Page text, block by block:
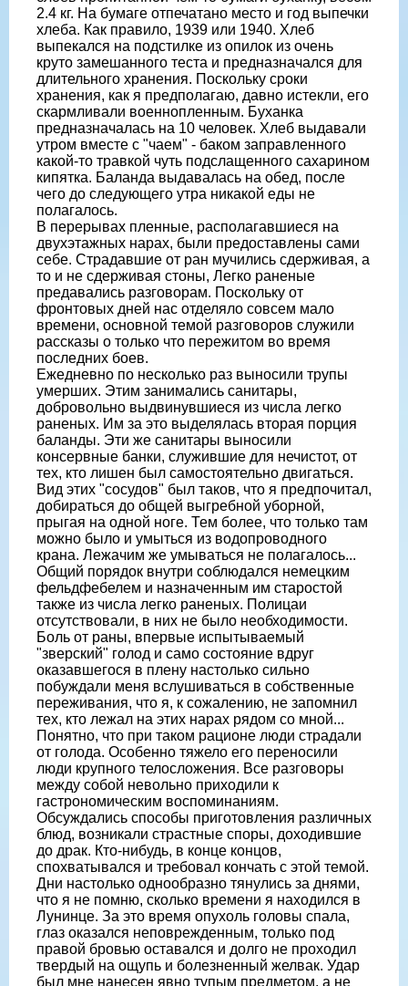
2.4 кг. На бумаге отпечатано место и год выпечки
хлеба. Как правило, 1939 или 1940. Хлеб
выпекался на подстилке из опилок из очень
круто замешанного теста и предназначался для
длительного хранения. Поскольку сроки
хранения, как я предполагаю, давно истекли, его
скармливали военнопленным. Буханка
предназначалась на 10 человек. Хлеб выдавали
утром вместе с "чаем" - баком заправленного
какой-то травкой чуть подслащенного сахарином
кипятка. Баланда выдавалась на обед, после
чего до следующего утра никакой еды не
полагалось.
В перерывах пленные, располагавшиеся на
двухэтажных нарах, были предоставлены сами
себе. Страдавшие от ран мучились сдерживая, а
то и не сдерживая стоны, Легко раненые
предавались разговорам. Поскольку от
фронтовых дней нас отделяло совсем мало
времени, основной темой разговоров служили
рассказы о только что пережитом во время
последних боев.
Ежедневно по несколько раз выносили трупы
умерших. Этим занимались санитары,
добровольно выдвинувшиеся из числа легко
раненых. Им за это выделялась вторая порция
баланды. Эти же санитары выносили
консервные банки, служившие для нечистот, от
тех, кто лишен был самостоятельно двигаться.
Вид этих "сосудов" был таков, что я предпочитал,
добираться до общей выгребной уборной,
прыгая на одной ноге. Тем более, что только там
можно было и умыться из водопроводного
крана. Лежачим же умываться не полагалось...
Общий порядок внутри соблюдался немецким
фельдфебелем и назначенным им старостой
также из числа легко раненых. Полицаи
отсутствовали, в них не было необходимости.
Боль от раны, впервые испытываемый
"зверский" голод и само состояние вдруг
оказавшегося в плену настолько сильно
побуждали меня вслушиваться в собственные
переживания, что я, к сожалению, не запомнил
тех, кто лежал на этих нарах рядом со мной...
Понятно, что при таком рационе люди страдали
от голода. Особенно тяжело его переносили
люди крупного телосложения. Все разговоры
между собой невольно приходили к
гастрономическим воспоминаниям.
Обсуждались способы приготовления различных
блюд, возникали страстные споры, доходившие
до драк. Кто-нибудь, в конце концов,
спохватывался и требовал кончать с этой темой.
Дни настолько однообразно тянулись за днями,
что я не помню, сколько времени я находился в
Лунинце. За это время опухоль головы спала,
глаз оказался неповрежденным, только под
правой бровью оставался и долго не проходил
твердый на ощупь и болезненный желвак. Удар
был мне нанесен явно тупым предметом, а не